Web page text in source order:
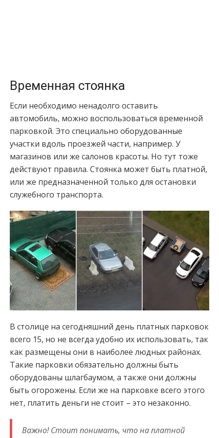
Временная стоянка
Если необходимо ненадолго оставить
автомобиль, можно воспользоваться временной
парковкой. Это специально оборудованные
участки вдоль проезжей части, например. У
магазинов или же салонов красоты. Но тут тоже
действуют правила. Стоянка может быть платной,
или же предназначенной только для остановки
служебного транспорта.
В столице на сегодняшний день платных парковок
всего 15, но не всегда удобно их использовать, так
как размещены они в наиболее людных районах.
Такие парковки обязательно должны быть
оборудованы шлагбаумом, а также они должны
быть огорожены. Если же на парковке всего этого
нет, платить деньги не стоит – это незаконно.
Важно! Стоит понимать, что на платной